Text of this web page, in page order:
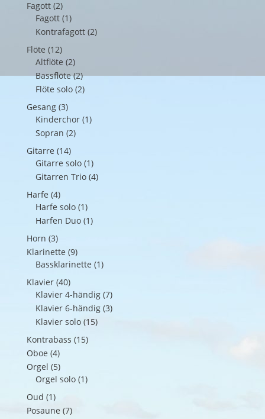
Fagott (2)
Fagott (1)
Kontrafagott (2)
Flöte (12)
Altflöte (2)
Bassflöte (2)
Flöte solo (2)
Gesang (3)
Kinderchor (1)
Sopran (2)
Gitarre (14)
Gitarre solo (1)
Gitarren Trio (4)
Harfe (4)
Harfe solo (1)
Harfen Duo (1)
Horn (3)
Klarinette (9)
Bassklarinette (1)
Klavier (40)
Klavier 4-händig (7)
Klavier 6-händig (3)
Klavier solo (15)
Kontrabass (15)
Oboe (4)
Orgel (5)
Orgel solo (1)
Oud (1)
Posaune (7)